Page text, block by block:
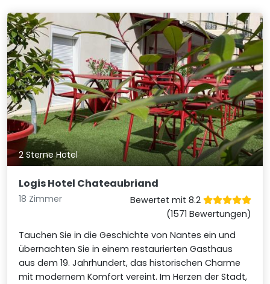
2 Sterne Hotel
Logis Hotel Chateaubriand
18 Zimmer
Bewertet mit 8.2
(1571 Bewertungen)
Tauchen Sie in die Geschichte von Nantes ein und
übernachten Sie in einem restaurierten Gasthaus
aus dem 19. Jahrhundert, das historischen Charme
mit modernem Komfort vereint. Im Herzen der Stadt,